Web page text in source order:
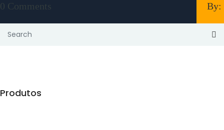
By:
0 Comments
Produtos